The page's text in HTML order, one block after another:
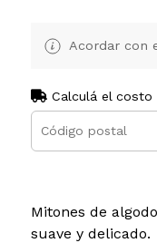
Acordar con
Calculá el costo
Mitones de
suave y delicado.